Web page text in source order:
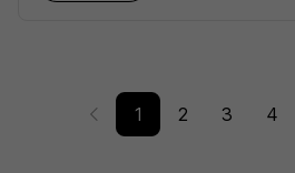
1 2 3 4